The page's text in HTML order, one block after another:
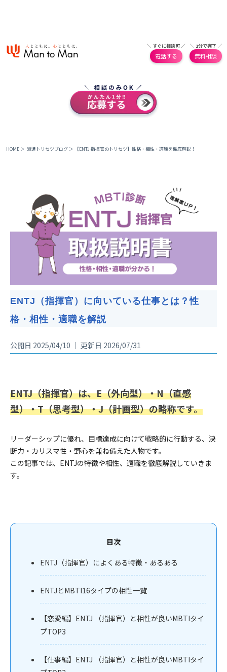
＼ すぐに相談可 ／
電話する
＼ 1分で完了 ／
無料相談
HOME ＞ 派遣トリセツブログ ＞ 【ENTJ 指揮官のトリセツ】性格・相性・適職を徹底解説！
ENTJ（指揮官）に向いている仕事とは？性
格・相性・適職を解説
公開日 2025/04/10 ｜ 更新日 2026/07/31
ENTJ（指揮官）は、E（外向型）・N（直感
型）・T（思考型）・J（計画型）の略称です。
リーダーシップに優れ、目標達成に向けて戦略的に行動する、決
断力・カリスマ性・野心を兼ね備えた人物です。
この記事では、ENTJの特徴や相性、適職を徹底解説していきま
す。
目次
ENTJ（指揮官）によくある特徴・あるある
ENTJとMBTI16タイプの相性一覧
【恋愛編】ENTJ （指揮官）と相性が良いMBTIタイ
プTOP3
【仕事編】ENTJ （指揮官）と相性が良いMBTIタイ